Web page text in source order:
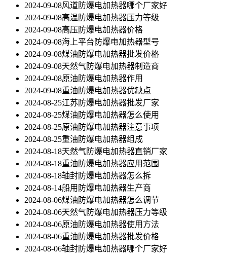
2024-09-08风道防爆电加热器哪个厂家好
2024-09-08高温防爆电加热器压力等级
2024-09-08高压防爆电加热器价格
2024-09-08海上平台防爆电加热器型号
2024-09-08煤油防爆电加热器批发价格
2024-09-08天然气防爆电加热器制造商
2024-09-08原油防爆电加热器作用
2024-09-08重油防爆电加热器优缺点
2024-08-25江苏防爆电加热器批发厂家
2024-08-25煤油防爆电加热器怎么使用
2024-08-25原油防爆电加热器注意事项
2024-08-25重油防爆电加热器组成
2024-08-18天然气防爆电加热器直销厂家
2024-08-18重油防爆电加热器应用范围
2024-08-18轴封防爆电加热器怎么拆
2024-08-14船用防爆电加热器生产商
2024-08-06煤油防爆电加热器怎么调节
2024-08-06天然气防爆电加热器压力等级
2024-08-06原油防爆电加热器使用方法
2024-08-06重油防爆电加热器批发价格
2024-08-06轴封防爆电加热器哪个厂家好